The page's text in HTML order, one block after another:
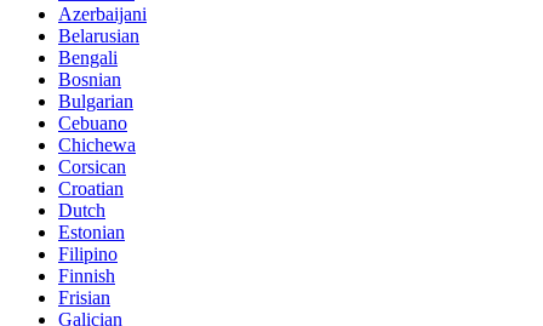
Azerbaijani
Belarusian
Bengali
Bosnian
Bulgarian
Cebuano
Chichewa
Corsican
Croatian
Dutch
Estonian
Filipino
Finnish
Frisian
Galician